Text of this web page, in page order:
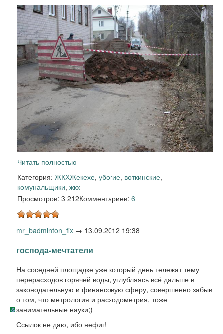
Читать полностью
Категория: ЖКХЖекехе, убогие, воткинские,
комунальщики, жкх
Просмотров: 3 212Комментариев: 6
mr_badminton_fix → 13.09.2012 19:38
господа-мечтатели
На соседней площадке уже который день тележат тему
перерасходов горячей воды, углубляясь всё дальше в
законодательную и финансовую сферу, совершенно забыв
о том, что метрология и расходометрия, тоже
занимательные науки;)
Ссылок не даю, ибо нефиг!